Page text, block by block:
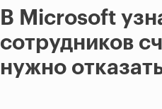
В Microsoft
сотрудников
нужно